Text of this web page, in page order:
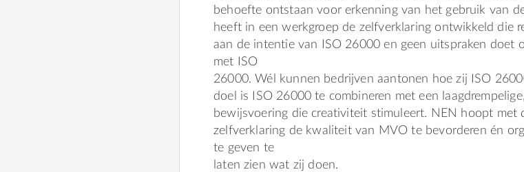
behoefte ontstaan voor erkenning van het gebruik van
heeft in een werkgroep de zelfverklaring ontwikkeld die
aan de intentie van ISO 26000 en geen uitspraken doet
met ISO
26000. Wél kunnen bedrijven aantonen hoe zij ISO
doel is ISO 26000 te combineren met een
bewijsvoering die creativiteit stimuleert. NEN hoopt met
zelfverklaring de kwaliteit van MVO te bevorderen én
te geven te
laten zien wat zij doen.